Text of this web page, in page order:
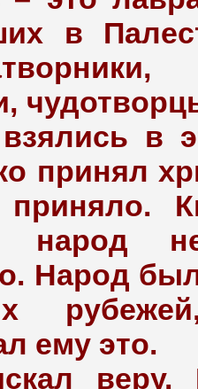
в
в
принял
народ
Народ
ему это.
веру.